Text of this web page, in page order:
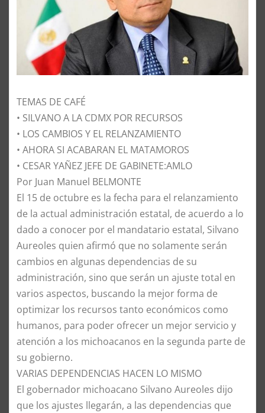
TEMAS DE CAFÉ
• SILVANO A LA CDMX POR RECURSOS
• LOS CAMBIOS Y EL RELANZAMIENTO
• AHORA SI ACABARAN EL MATAMOROS
• CESAR YAÑEZ JEFE DE GABINETE:AMLO
Por Juan Manuel BELMONTE
El 15 de octubre es la fecha para el relanzamiento
de la actual administración estatal, de acuerdo a lo
dado a conocer por el mandatario estatal, Silvano
Aureoles quien afirmó que no solamente serán
cambios en algunas dependencias de su
administración, sino que serán un ajuste total en
varios aspectos, buscando la mejor forma de
optimizar los recursos tanto económicos como
humanos, para poder ofrecer un mejor servicio y
atención a los michoacanos en la segunda parte de
su gobierno.
​VARIAS DEPENDENCIAS HACEN LO MISMO
El gobernador michoacano Silvano Aureoles dijo
que los ajustes llegarán, a las dependencias que